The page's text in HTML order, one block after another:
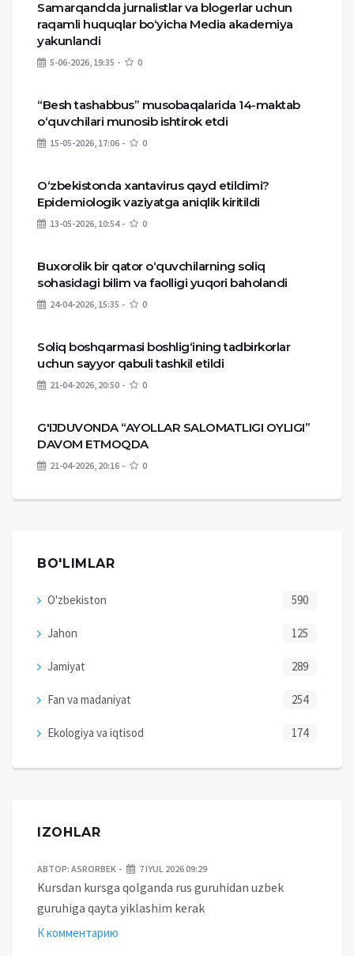
Samarqandda jurnalistlar va blogerlar uchun
raqamli huquqlar bo‘yicha Media akademiya
yakunlandi
5-06-2026, 19:35 0
“Besh tashabbus” musobaqalarida 14-maktab
o‘quvchilari munosib ishtirok etdi
15-05-2026, 17:06 0
O‘zbekistonda xantavirus qayd etildimi?
Epidemiologik vaziyatga aniqlik kiritildi
13-05-2026, 10:54 0
Buxorolik bir qator o‘quvchilarning soliq
sohasidagi bilim va faolligi yuqori baholandi
24-04-2026, 15:35 0
Soliq boshqarmasi boshlig‘ining tadbirkorlar
uchun sayyor qabuli tashkil etildi
21-04-2026, 20:50 0
G'IJDUVONDA “AYOLLAR SALOMATLIGI OYLIGI”
DAVOM ETMOQDA
21-04-2026, 20:16 0
BO'LIMLAR
O'zbekiston 590
Jahon 125
Jamiyat 289
Fan va madaniyat 254
Ekologiya va iqtisod 174
IZOHLAR
АВТОР: ASRORBEK 7 IYUL 2026 09:29
Kursdan kursga qolganda rus guruhidan uzbek
guruhiga qayta yiklashim kerak
К комментарию